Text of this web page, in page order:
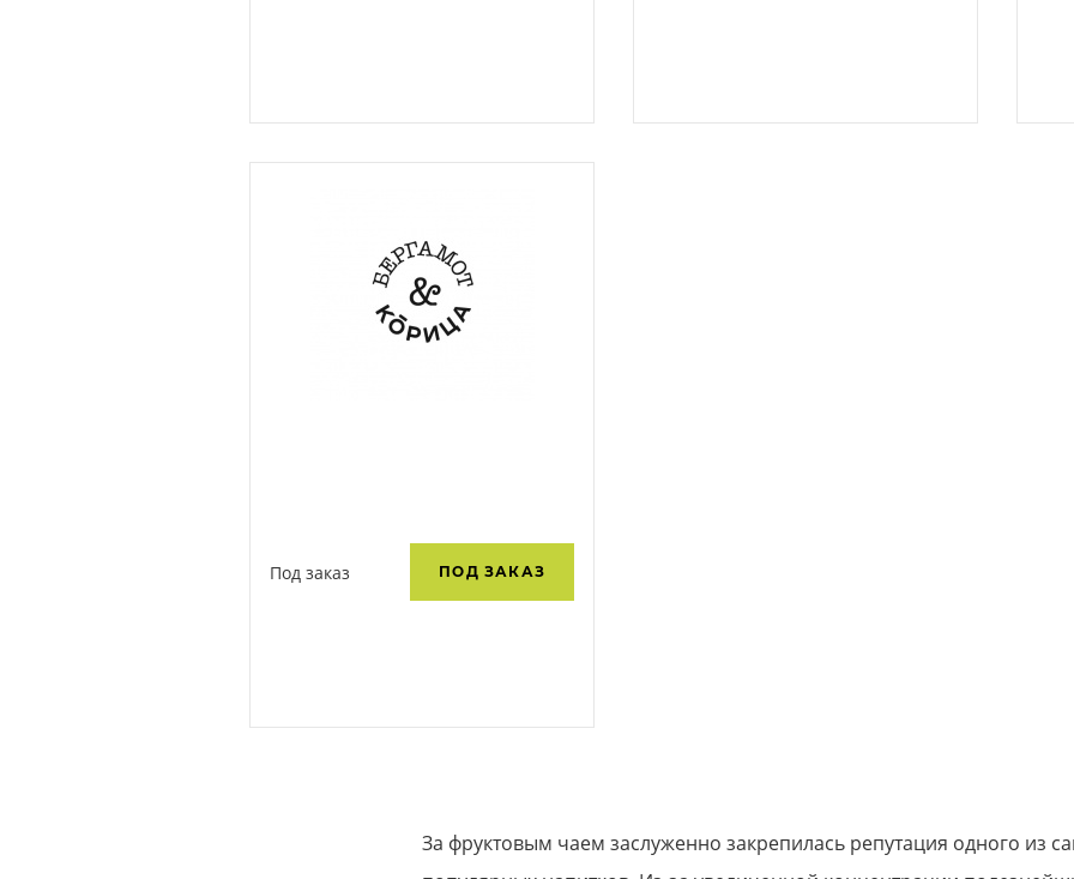
Под заказ ПОД ЗАКАЗ
За фруктовым чаем заслуженно закрепилась репутация одного из